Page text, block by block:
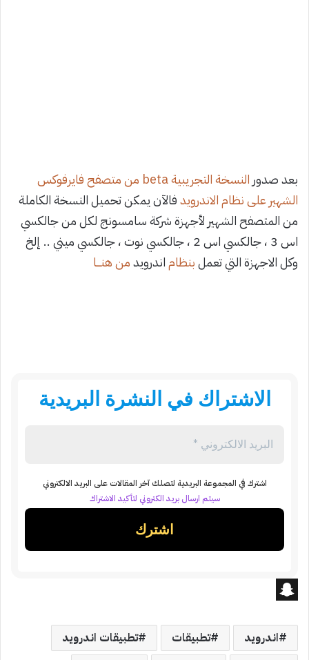
بعد صدور
النسخة التجريبية beta من متصفح فايرفوكس
الشهير على نظام الاندرويدفالآن يمكن تحميل النسخة الكاملة
من المتصفح الشهير لأجهزة شركة سامسونج لكل من جالكسي
اس 3 ، جالكسي اس 2 ، جالكسي نوت ، جالكسي ميني .. إلخ
وكل الاجهزة التي تعملبنظاماندرويدمن هنـــا
الاشتراك في النشرة البريدية
اشترك في المجموعة البريدية لتصلك آخر المقالات على البريد الالكتروني
سيتم ارسال بريد الكتروني لتأكيد الاشتراك
a
اندرويد تطبيقات
تطبيقات اندرويد